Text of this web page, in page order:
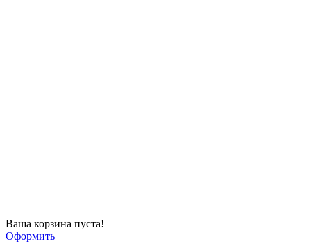
Ваша корзина пуста!
Оформить